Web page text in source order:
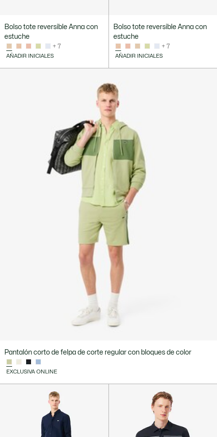
Bolso tote reversible Anna con
estuche
+ 7
AÑADIR INICIALES
Bolso tote reversible Anna con
estuche
+ 7
AÑADIR INICIALES
Pantalón corto de felpa de corte regular con bloques de color
EXCLUSIVA ONLINE